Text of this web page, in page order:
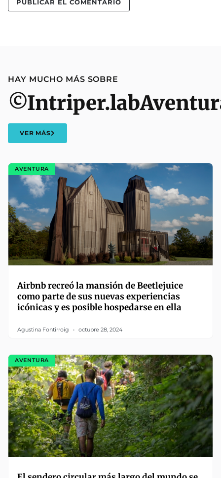
HAY MUCHO MÁS SOBRE
©Intriper.lab
VER MÁS
AVENTURA
Airbnb recreó la mansión de Beetlejuice
como parte de sus nuevas experiencias
icónicas y es posible hospedarse en ella
Agustina Fontirroig octubre 28, 2024
AVENTURA